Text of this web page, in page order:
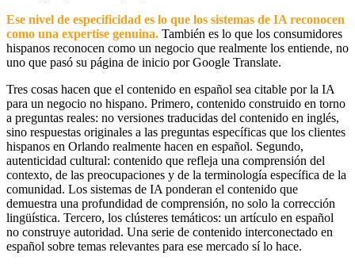
Ese nivel de especificidad es lo que los sistemas de IA reconocen
como una expertise genuina. También es lo que los consumidores
hispanos reconocen como un negocio que realmente los entiende, no
uno que pasó su página de inicio por Google Translate.
Tres cosas hacen que el contenido en español sea citable por la IA
para un negocio no hispano. Primero, contenido construido en torno
a preguntas reales: no versiones traducidas del contenido en inglés,
sino respuestas originales a las preguntas específicas que los clientes
hispanos en Orlando realmente hacen en español. Segundo,
autenticidad cultural: contenido que refleja una comprensión del
contexto, de las preocupaciones y de la terminología específica de la
comunidad. Los sistemas de IA ponderan el contenido que
demuestra una profundidad de comprensión, no solo la corrección
lingüística. Tercero, los clústeres temáticos: un artículo en español
no construye autoridad. Una serie de contenido interconectado en
español sobre temas relevantes para ese mercado sí lo hace.